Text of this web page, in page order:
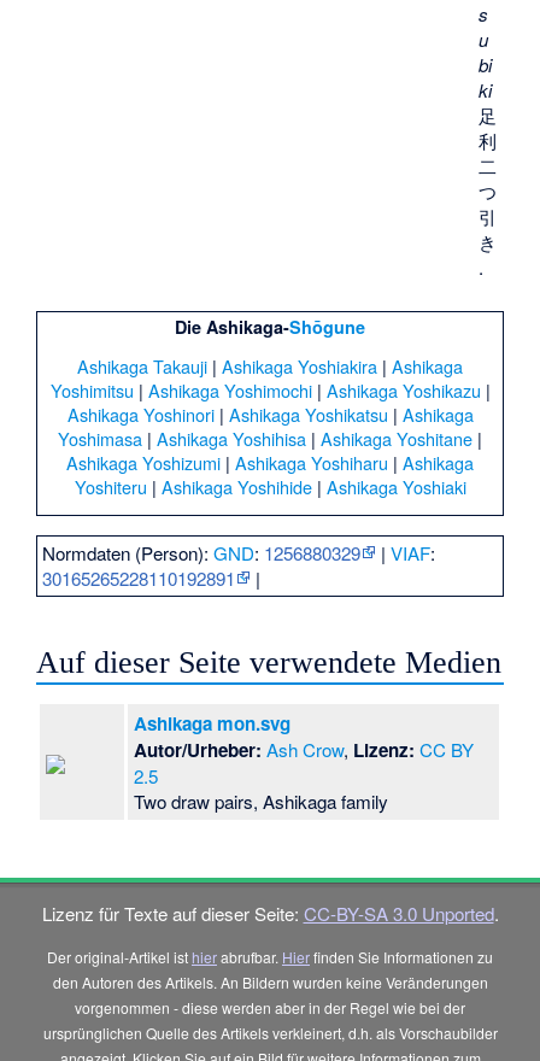
s
u
bi
ki
足
利
二
つ
引
き
.
Die Ashikaga-Shōgune
Ashikaga Takauji | Ashikaga Yoshiakira | Ashikaga
Yoshimitsu | Ashikaga Yoshimochi| Ashikaga Yoshikazu |
Ashikaga Yoshinori| Ashikaga Yoshikatsu | Ashikaga
Yoshimasa | Ashikaga Yoshihisa | Ashikaga Yoshitane |
Ashikaga Yoshizumi | Ashikaga Yoshiharu | Ashikaga
Yoshiteru | Ashikaga Yoshihide| Ashikaga Yoshiaki
Normdaten (Person):GND: 1256880329 |VIAF:
30165265228110192891
|
Auf dieser Seite verwendete Medien
Ashikaga mon.svg
Autor/Urheber: Ash Crow, Lizenz: CC BY
2.5
Two draw pairs, Ashikaga family
Lizenz für Texte auf dieser Seite: CC-BY-SA 3.0 Unported.
Der original-Artikel ist hierabrufbar. Hierfinden Sie Informationen zu
den Autoren des Artikels. An Bildern wurden keine Veränderungen
vorgenommen - diese werden aber in der Regel wie bei der
ursprünglichen Quelle des Artikels verkleinert, d.h. als Vorschaubilder